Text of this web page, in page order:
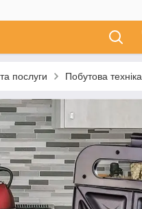
послуги Побутова техніка